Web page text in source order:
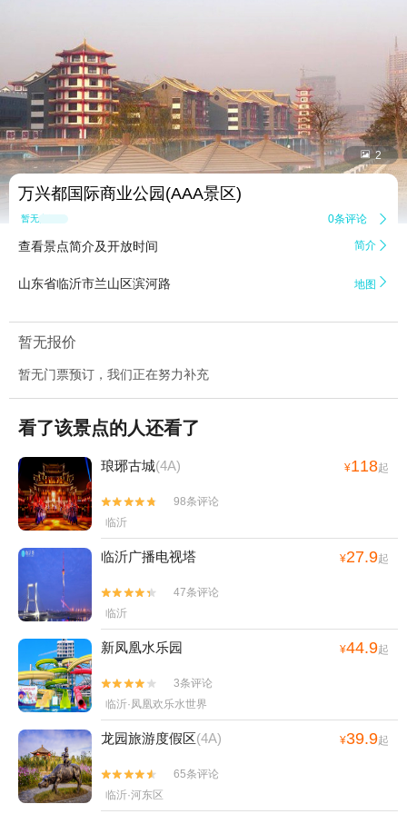
 2
万兴都国际商业公园(AAA景区)
暂无点评 0条评论 
查看景点简介及开放时间 简介 
山东省临沂市兰山区滨河路 地图 
暂无报价
暂无门票预订，我们正在努力补充
看了该景点的人还看了
琅琊古城(4A) ¥118起


98条评论
临沂
临沂广播电视塔 ¥27.9起


47条评论
临沂
新凤凰水乐园 ¥44.9起


3条评论
临沂·凤凰欢乐水世界
龙园旅游度假区(4A) ¥39.9起


65条评论
临沂·河东区